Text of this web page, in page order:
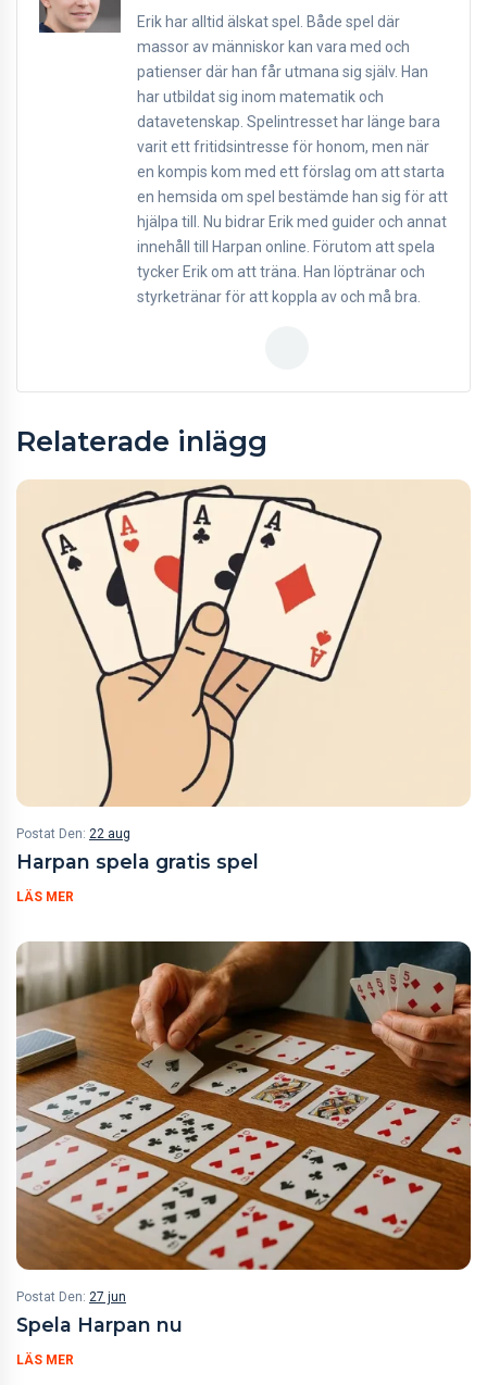
Erik har alltid älskat spel. Både spel där
massor av människor kan vara med och
patienser där han får utmana sig själv. Han
har utbildat sig inom matematik och
datavetenskap. Spelintresset har länge bara
varit ett fritidsintresse för honom, men när
en kompis kom med ett förslag om att starta
en hemsida om spel bestämde han sig för att
hjälpa till. Nu bidrar Erik med guider och annat
innehåll till Harpan online. Förutom att spela
tycker Erik om att träna. Han löptränar och
styrketränar för att koppla av och må bra.
Relaterade inlägg
Postat Den: 22 aug
Harpan spela gratis spel
LÄS MER
Postat Den: 27 jun
Spela Harpan nu
LÄS MER